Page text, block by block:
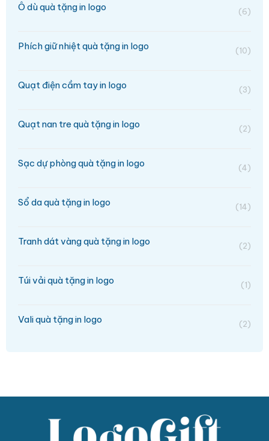
Ô dù quà tặng in logo (6)
Phích giữ nhiệt quà tặng in logo (10)
Quạt điện cầm tay in logo (3)
Quạt nan tre quà tặng in logo (2)
Sạc dự phòng quà tặng in logo (4)
Sổ da quà tặng in logo (14)
Tranh dát vàng quà tặng in logo (2)
Túi vải quà tặng in logo (1)
Vali quà tặng in logo (2)